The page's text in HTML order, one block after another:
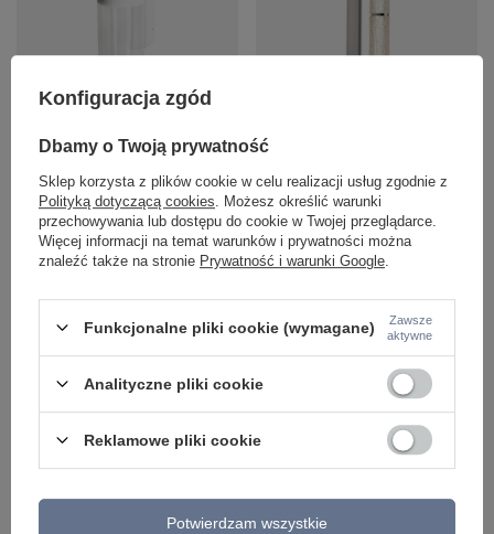
Love
890,00 zł / szt.
Konfiguracja zgód
Dbamy o Twoją prywatność
Sklep korzysta z plików cookie w celu realizacji usług zgodnie z
Polityką dotyczącą cookies . Możesz określić warunki
przechowywania lub dostępu do cookie w Twojej przeglądarce.
Więcej informacji na temat warunków i prywatności można
znaleźć także na stronie Prywatność i warunki Google
Funkcjonalne pliki cookie (wymagane)
Zawsze
aktywne
Analityczne pliki cookie
Reklamowe pliki cookie
Potwierdzam wszystkie